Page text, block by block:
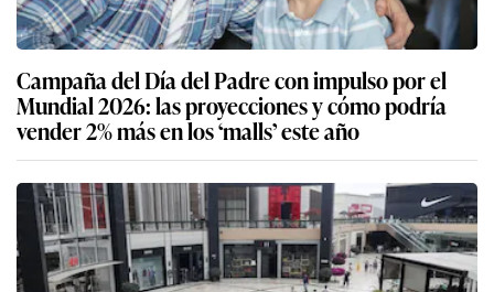
Campaña del Día del Padre con impulso por el
Mundial 2026: las proyecciones y cómo podría
vender 2% más en los ‘malls’ este año